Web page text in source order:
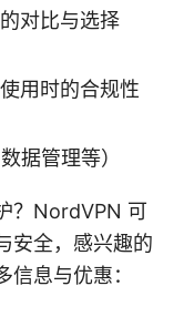
对比与选择
用时的合规性
据管理等）
？NordVPN 可
安全，感兴趣的
息与优惠：